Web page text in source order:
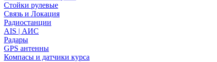
Стойки рулевые
Связь и Локация
Радиостанции
AIS | АИС
Радары
GPS антенны
Компасы и датчики курса